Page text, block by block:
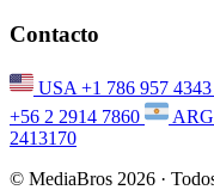
Contacto
USA +1 786 957 4343
+56 2 2914 7860
ARG
2413170
© MediaBros 2026 ·